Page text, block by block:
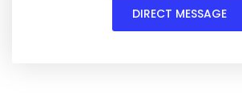
DIRECT MESSAGE